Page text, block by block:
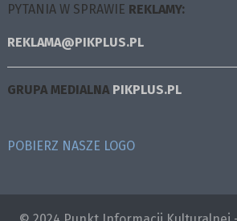
PYTANIA W SPRAWIE REKLAMY:
REKLAMA@PIKPLUS.PL
GRUPA MEDIALNA PIKPLUS.PL
POBIERZ NASZE LOGO